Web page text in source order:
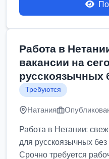
Работа в
вакансии на
русскоязычных
Требуются
Натания
Работа в Нетании:
для русскоязычных
Срочно требуется